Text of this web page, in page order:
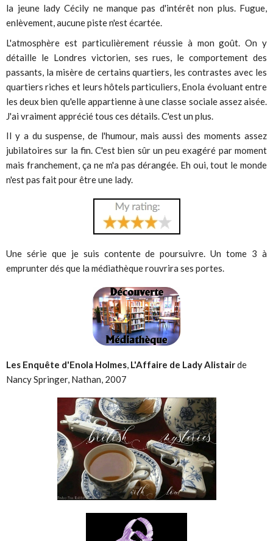
la jeune lady Cécily ne manque pas d'intérêt non plus. Fugue,
enlèvement, aucune piste n'est écartée.
L'atmosphère est particulièrement réussie à mon goût. On y
détaille le Londres victorien, ses rues, le comportement des
passants, la misère de certains quartiers, les contrastes avec les
quartiers riches et leurs hôtels particuliers, Enola évoluant entre
les deux bien qu'elle appartienne à une classe sociale assez aisée.
J'ai vraiment apprécié tous ces détails. C'est un plus.
Il y a du suspense, de l'humour, mais aussi des moments assez
jubilatoires sur la fin. C'est bien sûr un peu exagéré par moment
mais franchement, ça ne m'a pas dérangée. Eh oui, tout le monde
n'est pas fait pour être une lady.
Une série que je suis contente de poursuivre. Un tome 3 à
emprunter dés que la médiathèque rouvrira ses portes.
Les Enquête d'Enola Holmes L'Affaire de Lady Alistairde
Nancy Springer, Nathan, 2007